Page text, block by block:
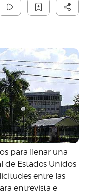
para llenar una
de Estados Unidos
entre las
entrevista e